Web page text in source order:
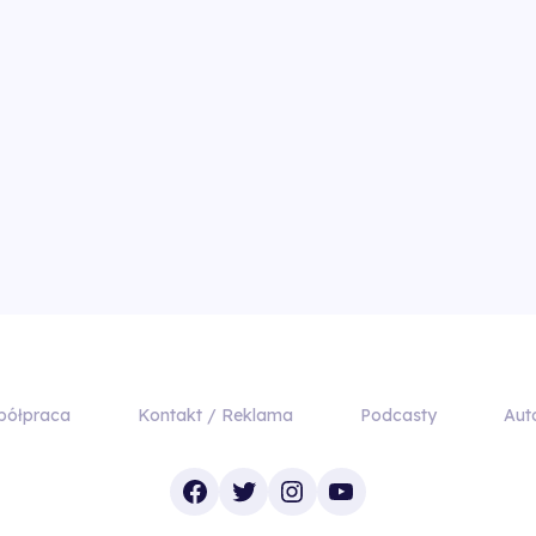
Kontakt / Reklama Podcasty
Facebook
TwitterInstagram
YouTube